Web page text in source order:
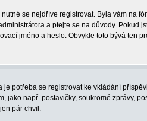
se nejdříve registrovat. Byla vám na
a ptejte se na důvody. Pokud
jméno a heslo. Obvykle toto bývá ten
je potřeba se registrovat ke vkládání
jako např. postavičky, soukromé zprávy,
pár chvil.